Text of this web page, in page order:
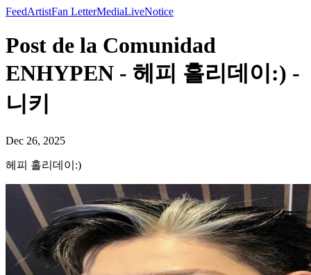
FeedArtistFan LetterMediaLiveNotice
Post de la Comunidad
ENHYPEN - 헤피 홀리데이:) -
니키
Dec 26, 2025
헤피 홀리데이:)